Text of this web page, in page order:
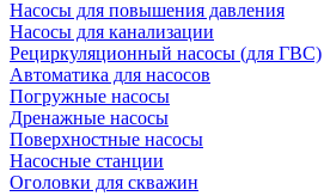
Насосы для повышения давления
Насосы для канализации
Рециркуляционный насосы (для ГВС)
Автоматика для насосов
Погружные насосы
Дренажные насосы
Поверхностные насосы
Насосные станции
Оголовки для скважин